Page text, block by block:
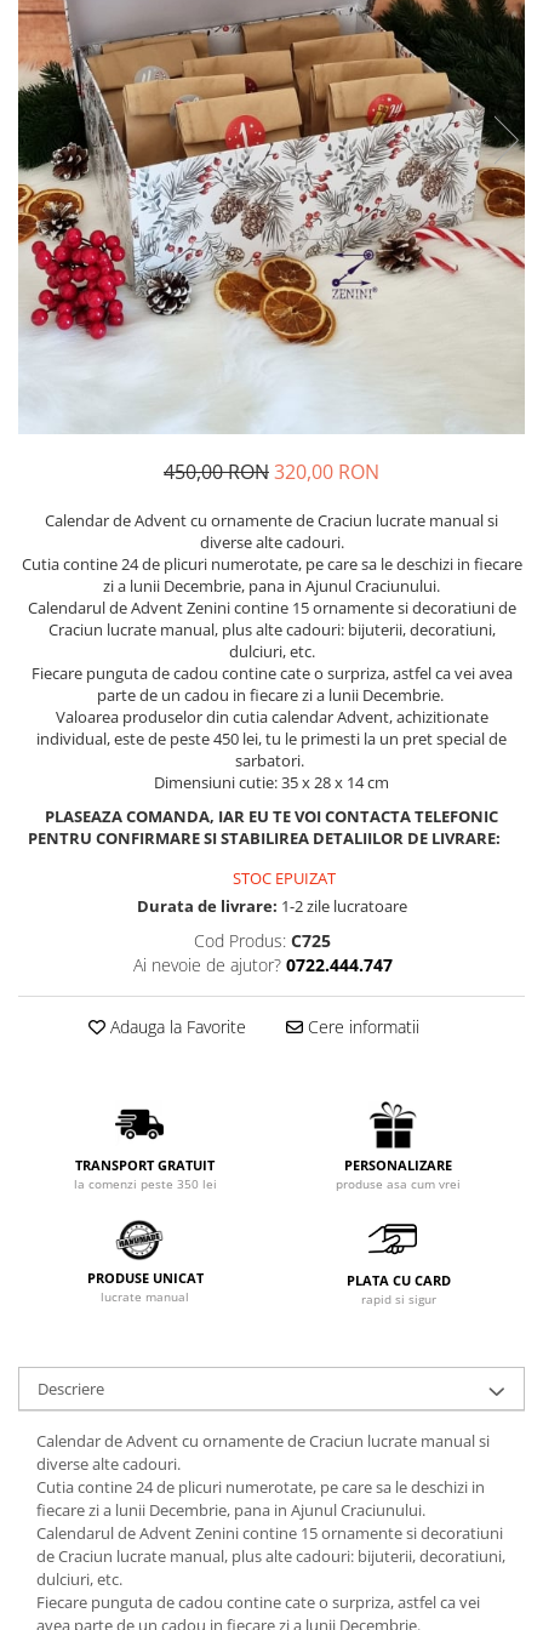
450,00 RON320,00 RON
Calendar de Advent cu ornamente de Craciun lucrate manual si
diverse alte cadouri.
Cutia contine 24 de plicuri numerotate, pe care sa le deschizi in fiecare
zi a lunii Decembrie, pana in Ajunul Craciunului.
Calendarul de Advent Zenini contine 15 ornamente si decoratiuni de
Craciun lucrate manual, plus alte cadouri: bijuterii, decoratiuni,
dulciuri, etc.
Fiecare punguta de cadou contine cate o surpriza, astfel ca vei avea
parte de un cadou in fiecare zi a lunii Decembrie.
Valoarea produselor din cutia calendar Advent, achizitionate
individual, este de peste 450 lei, tu le primesti la un pret special de
sarbatori.
Dimensiuni cutie: 35 x 28 x 14 cm
PLASEAZA COMANDA, IAR EU TE VOI CONTACTA TELEFONIC
PENTRU CONFIRMARE SI STABILIREA DETALIILOR DE LIVRARE:
STOC EPUIZAT
Durata de livrare: 1-2 zile lucratoare
Cod Produs: C725
Ai nevoie de ajutor? 0722.444.747
Adauga la Favorite Cere informatii
TRANSPORT GRATUIT
la comenzi peste 350 lei
PERSONALIZARE
produse asa cum vrei
PRODUSE UNICAT
lucrate manual
PLATA CU CARD
rapid si sigur
Descriere
Calendar de Advent cu ornamente de Craciun lucrate manual si
diverse alte cadouri.
Cutia contine 24 de plicuri numerotate, pe care sa le deschizi in
fiecare zi a lunii Decembrie, pana in Ajunul Craciunului.
Calendarul de Advent Zenini contine 15 ornamente si decoratiuni
de Craciun lucrate manual, plus alte cadouri: bijuterii, decoratiuni,
dulciuri, etc.
Fiecare punguta de cadou contine cate o surpriza, astfel ca vei
avea parte de un cadou in fiecare zi a lunii Decembrie.